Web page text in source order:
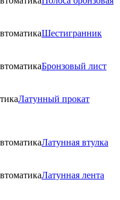
Шестигранник
Бронзовый лист
Латунный прокат
Латунная втулка
Латунная лента